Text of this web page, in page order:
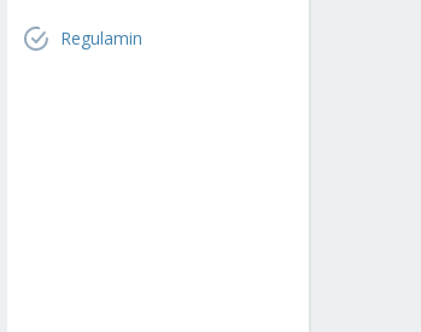
Regulamin